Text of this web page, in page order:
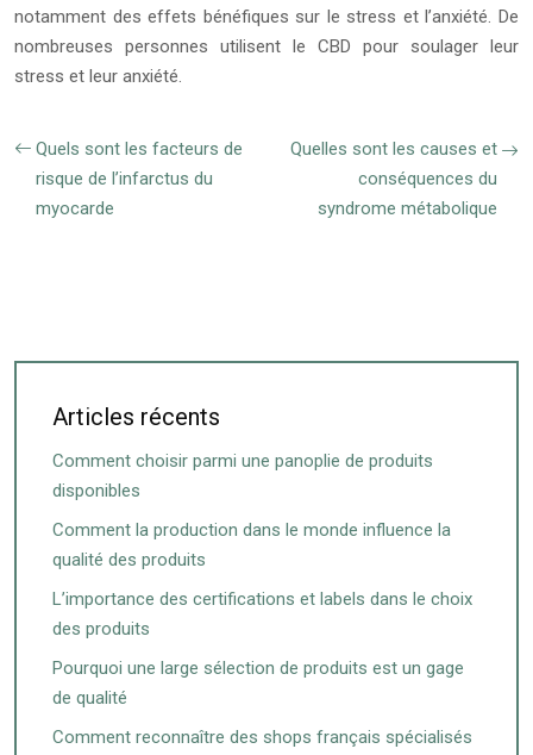
notamment des effets bénéfiques sur le stress et l’anxiété. De
nombreuses personnes utilisent le CBD pour soulager leur
stress et leur anxiété.
Quels sont les facteurs de
risque de l’infarctus du
myocarde
Quelles sont les causes et
conséquences du
syndrome métabolique
Articles récents
Comment choisir parmi une panoplie de produits
disponibles
Comment la production dans le monde influence la
qualité des produits
L’importance des certifications et labels dans le choix
des produits
Pourquoi une large sélection de produits est un gage
de qualité
Comment reconnaître des shops français spécialisés